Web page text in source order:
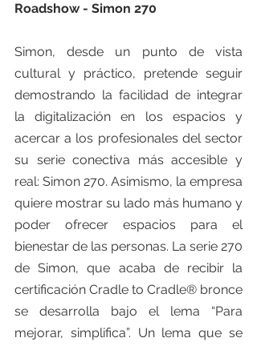
Roadshow - Simon 270
Simon, desde un punto de vista
cultural y práctico, pretende seguir
demostrando la facilidad de integrar
la digitalización en los espacios y
acercar a los profesionales del sector
su serie conectiva más accesible y
real: Simon 270. Asimismo, la empresa
quiere mostrar su lado más humano y
poder ofrecer espacios para el
bienestar de las personas. La serie 270
de Simon, que acaba de recibir la
certificación Cradle to Cradle® bronce
se desarrolla bajo el lema “Para
mejorar, simplifica”. Un lema que se